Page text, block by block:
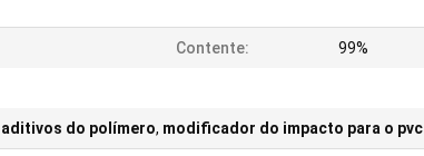
Contente: 99%
do polímero, modificador do impacto para o pvc